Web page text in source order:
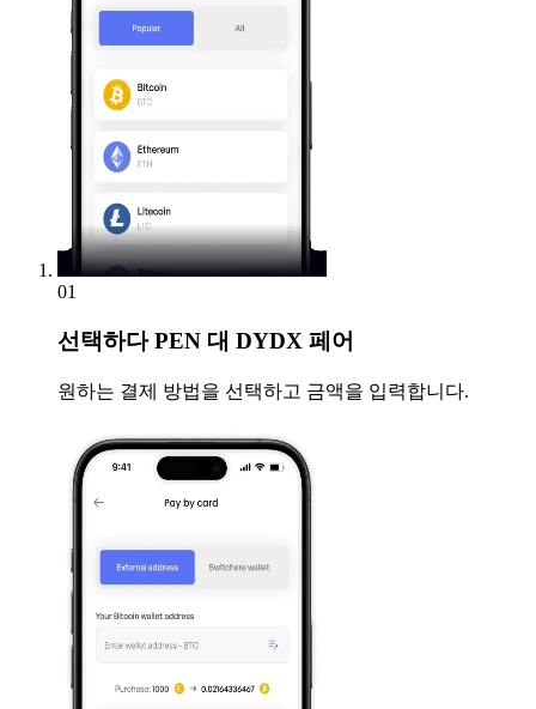
01
선택하다PEN 대 DYDX 페어
원하는 결제 방법을 선택하고 금액을 입력합니다.